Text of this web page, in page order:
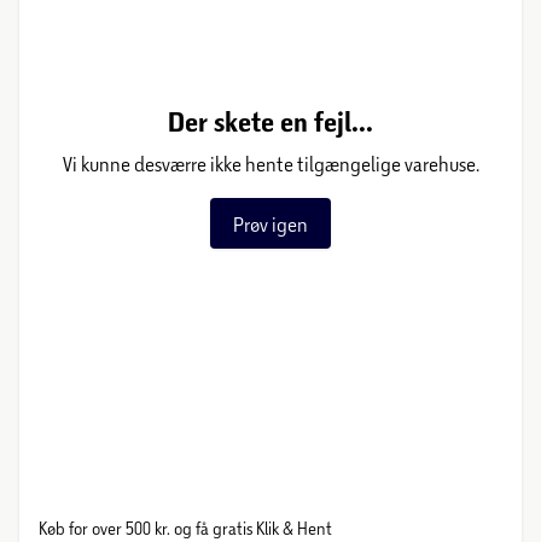
Der skete en fejl...
Vi kunne desværre ikke hente tilgængelige varehuse.
Prøv igen
Køb for over 500 kr. og få gratis Klik & Hent